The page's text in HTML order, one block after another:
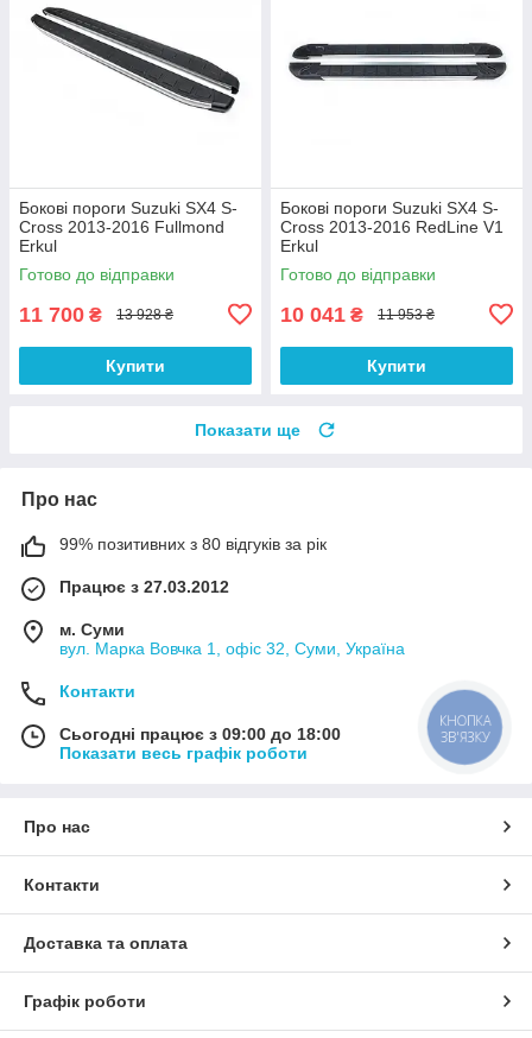
Бокові пороги Suzuki SX4 S-
Cross 2013-2016 Fullmond
Erkul
Готово до відправки
11 700 ₴ 13 928 ₴
Купити
Бокові пороги Suzuki SX4 S-
Cross 2013-2016 RedLine V1
Erkul
Готово до відправки
10 041 ₴ 11 953 ₴
Купити
Показати ще
Про нас
99% позитивних з 80 відгуків за рік
Працює з 27.03.2012
м. Суми
вул. Марка Вовчка 1, офіс 32, Суми, Україна
Контакти
Сьогодні працює з 09:00 до 18:00
Показати весь графік роботи
Про нас
Контакти
Доставка та оплата
Графік роботи
КНОПКА
ЗВ'ЯЗКУ